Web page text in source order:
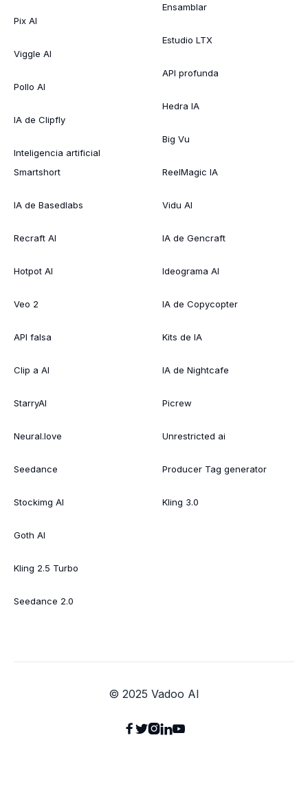
Pix AI
Viggle AI
Pollo AI
IA de Clipfly
Inteligencia artificial
Smartshort
IA de Basedlabs
Recraft AI
Hotpot AI
Veo 2
API falsa
Clip a AI
StarryAI
Neural.love
Seedance
Stockimg AI
Goth AI
Kling 2.5 Turbo
Seedance 2.0
Ensamblar
Estudio LTX
API profunda
Hedra IA
Big Vu
ReelMagic IA
Vidu AI
IA de Gencraft
Ideograma AI
IA de Copycopter
Kits de IA
IA de Nightcafe
Picrew
Unrestricted ai
Producer Tag generator
Kling 3.0
© 2025 Vadoo AI
 